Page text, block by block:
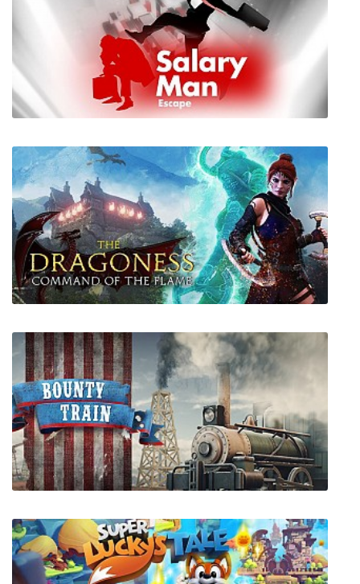
Death to Spies: Moment of Truth (Смерть
шпионам: Момент истины)
Salary Man Escape
The Dragoness: Command of the Flame